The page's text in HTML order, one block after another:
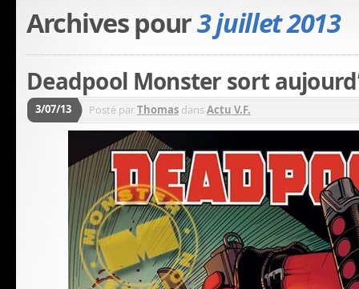
Archives pour3 juillet 2013
Deadpool Monster sort
3/07/13 Posté parThomas dansActu V.F.